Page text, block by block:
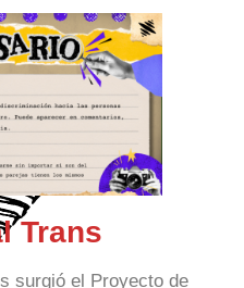
Trans
surgió el Proyecto de